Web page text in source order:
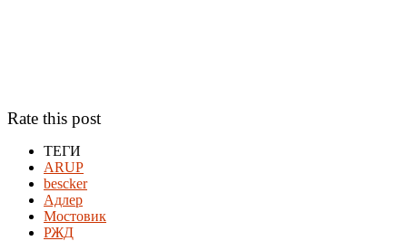
Rate this post
ТЕГИ
ARUP
bescker
Адлер
Мостовик
РЖД